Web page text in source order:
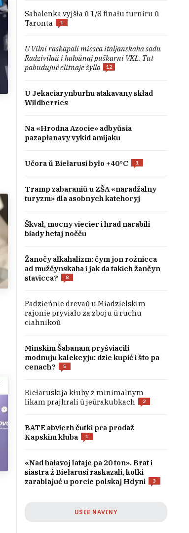
Sabalenka vyjšła ŭ 1/8 finału turniru ŭ
Taronta
1
U Vilni raskapali miesca italjanskaha sadu
Radziviłaŭ i hałoŭnaj puškarni VKŁ. Tut
pabudujuć elitnaje žyllo
12
U Jekaciarynburhu atakavany skład
Wildberries
Na «Hrodna Azocie» adbyŭsia
pazapłanavy vykid amijaku
Učora ŭ Biełarusi było +40°C 1
Tramp zabaraniŭ u ZŠA «naradžalny
turyzm» dla asobnych katehoryj
Škvał, mocny viecier i hrad narabili
biady hetaj nočču
Žanočy ałkahalizm: čym jon roźnicca
ad mužčynskaha i jak da takich žančyn
stavicca?
8
Padzieńnie drevaŭ u Miadzielskim
rajonie pryviało za zboju ŭ ruchu
ciahnikoŭ
Minskim Šabanam pryśviacili
modnuju kalekcyju: dzie kupić i što pa
cenach?
5
Biełaruskija kłuby ź minimalnym
likam prajhrali ŭ jeŭrakubkach
2
BATE abvierh čutki pra prodaž
Kapskim kłuba
1
«Nad hałavoj lataje pa 20 ton». Brat i
siastra ź Biełarusi raskazali, kolki
zarablajuć u porcie polskaj Hdyni
3
USIE NAVINY